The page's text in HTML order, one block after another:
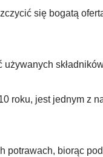
się bogatą
roku, jest jednym z
potrawach, biorąc